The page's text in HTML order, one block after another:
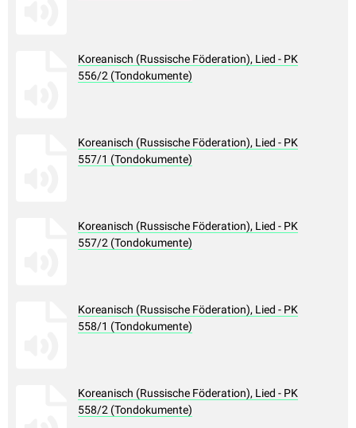
Koreanisch (Russische Föderation), Lied - PK
556/2 (Tondokumente)
Koreanisch (Russische Föderation), Lied - PK
557/1 (Tondokumente)
Koreanisch (Russische Föderation), Lied - PK
557/2 (Tondokumente)
Koreanisch (Russische Föderation), Lied - PK
558/1 (Tondokumente)
Koreanisch (Russische Föderation), Lied - PK
558/2 (Tondokumente)